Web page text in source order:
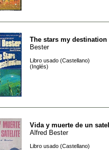
The stars my destination
Bester
Libro usado (Castellano)
(Inglés)
Vida y muerte de un
Alfred Bester
Libro usado (Castellano)